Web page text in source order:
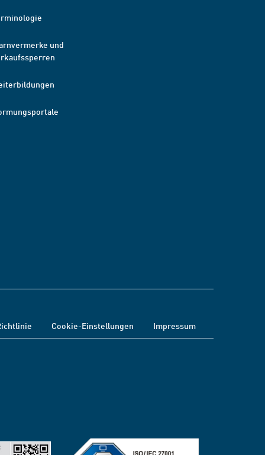
und
Cookie-Einstellungen Impressum